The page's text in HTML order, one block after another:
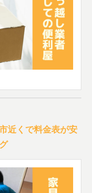
近くで料金表が安